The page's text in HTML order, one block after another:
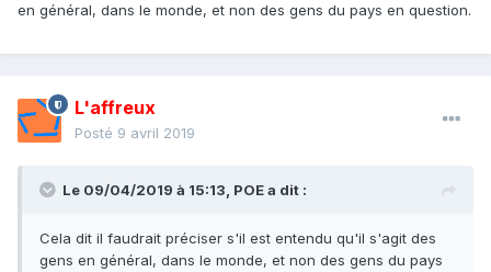
en général, dans le monde, et non des gens du pays en question.
L'affreux
Posté 9 avril 2019
Le 09/04/2019 à 15:13, POEa dit :
Cela dit il faudrait préciser s'il est entendu qu'il s'agit des
gens en général, dans le monde, et non des gens du pays